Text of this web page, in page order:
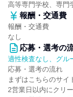
高等専門学校、専門
報酬・交通費
報酬・交通費
なし
応募・選考の
適性検査なし、グル
応募・選考の流れ
まずはこちらのサイ
2営業日以内にクリ